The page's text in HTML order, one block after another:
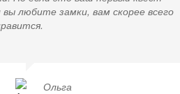
вы любите замки, вам скорее всего
Ольга